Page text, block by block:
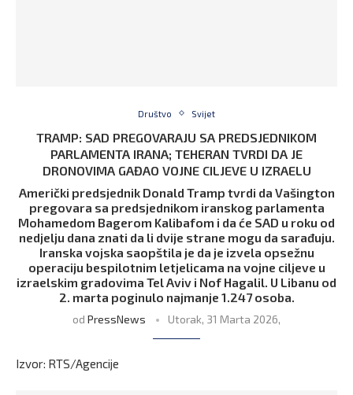
Društvo Svijet
TRAMP: SAD PREGOVARAJU SA PREDSJEDNIKOM
PARLAMENTA IRANA; TEHERAN TVRDI DA JE
DRONOVIMA GAĐAO VOJNE CILJEVE U IZRAELU
Američki predsjednik Donald Tramp tvrdi da Vašington
pregovara sa predsjednikom iranskog parlamenta
Mohamedom Bagerom Kalibafom i da će SAD u roku od
nedjelju dana znati da li dvije strane mogu da sarađuju.
Iranska vojska saopštila je da je izvela opsežnu
operaciju bespilotnim letjelicama na vojne ciljeve u
izraelskim gradovima Tel Aviv i Nof Hagalil. U Libanu od
2. marta poginulo najmanje 1.247 osoba.
od PressNews Utorak, 31 Marta 2026,
Izvor: RTS/Agencije